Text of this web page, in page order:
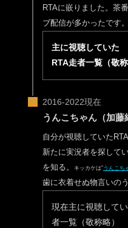
RTAに嵌りました。茶
ブ配信が多かったです
主に視聴していた
RTA走者一覧（敬称
うんこちゃん（加藤
自分が視聴していた
新たに実況者を探して
を知る。
キッカケは”うんこち
歯に衣着せぬ物言いの
現在主に視聴して
者一覧（敬称略）